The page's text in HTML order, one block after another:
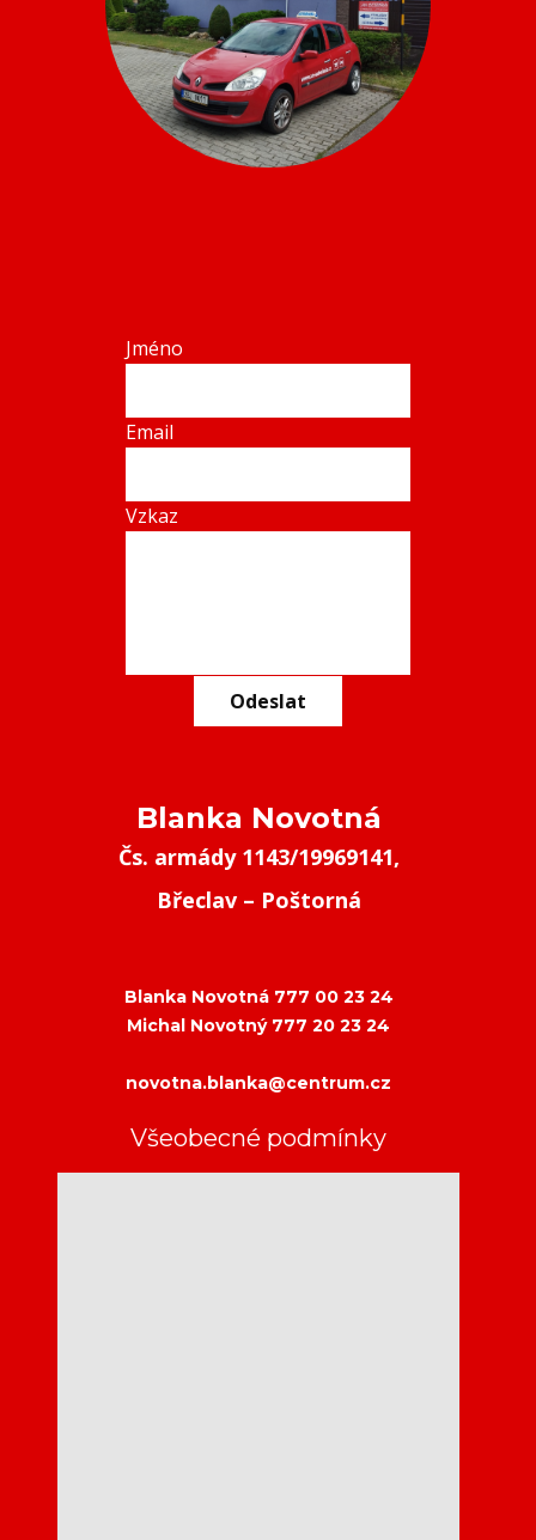
Jméno
Email
Vzkaz
Odeslat
Blanka Novotná
Čs. armády 1143/19969141,
Břeclav – Poštorná
Blanka Novotná 777 00 23 24
Michal Novotný 777 20 23 24
novotna.blanka@centrum.cz
Všeobecné podmínky